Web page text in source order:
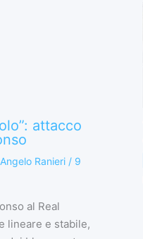
attacco
Angelo Ranieri / 9
al Real
lineare e stabile,